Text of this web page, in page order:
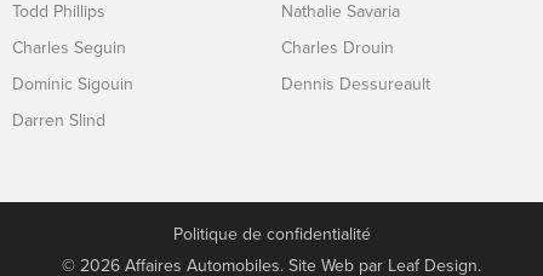
Todd Phillips
Charles Seguin
Dominic Sigouin
Darren Slind
Nathalie Savaria
Charles Drouin
Dennis Dessureault
Politique de confidentialité
© 2026 Affaires Automobiles. Site Web par Leaf Design.